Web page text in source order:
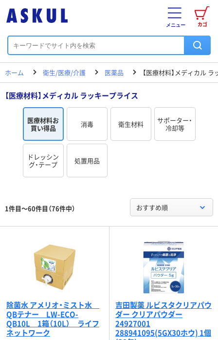
カゴ
メニュー
ホーム 衛生/医療/介護 医薬品 【医療材料】メディカル
【医療材料】メディカル ラッキープライス
医療材料お
買い得品
消毒 衛生材料
サポーター・
冷却等
ドレッシン
グ・テープ
処置用品
1件目～60件目（76件中） おすすめ順
除菌水 アメリオ・ミスト水
QBテナー LW-ECO-
QB10L 1箱（10L） ライフ
ネットワーク
吉田製薬 ルビスタクリアパウ
ダー クリアパウダー
24927001
288941095(5GX30ホウ) 1個